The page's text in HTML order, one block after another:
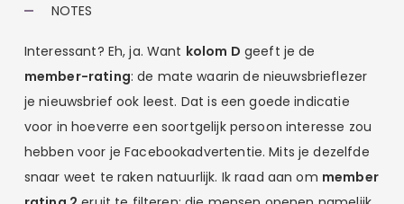
NOTES
Interessant? Eh, ja. Want kolom D geeft je de
member-rating: de mate waarin de nieuwsbrieflezer
je nieuwsbrief ook leest. Dat is een goede indicatie
voor in hoeverre een soortgelijk persoon interesse zou
hebben voor je Facebookadvertentie. Mits je dezelfde
snaar weet te raken natuurlijk. Ik raad aan om member